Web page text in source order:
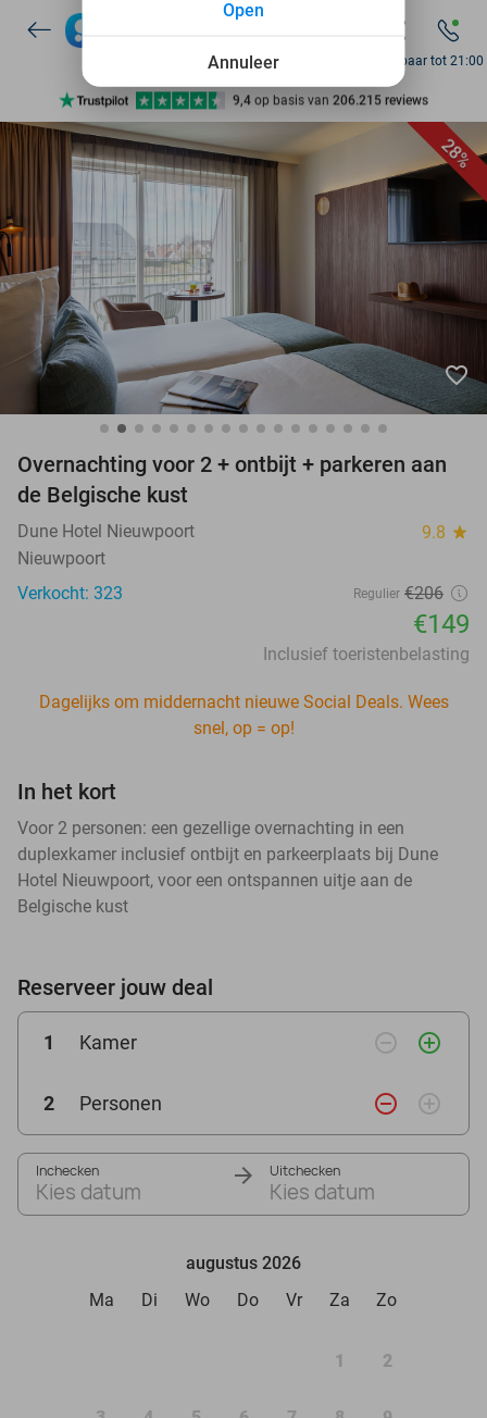
7 dagen per week beschikbaar
10+ miljoen leden
9,4 op basis van 206.215 reviews
7 dagen per week beschikbaar
10+ miljoen leden
Bereikbaar tot 21:00
28%
favorite_border
Overnachting voor 2 + ontbijt + parkeren aan
de Belgische kust
Dune Hotel Nieuwpoort 9.8 star
Nieuwpoort
Verkocht: 323
Regulier €206
€149
Inclusief toeristenbelasting
Dagelijks om middernacht nieuwe Social Deals. Wees
snel, op = op!
In het kort
Voor 2 personen: een gezellige overnachting in een
duplexkamer inclusief ontbijt en parkeerplaats bij Dune
Hotel Nieuwpoort, voor een ontspannen uitje aan de
Belgische kust
Reserveer jouw deal
1 Kamer remove_circle_outline add_circle_outline
2 Personen remove_circle_outline add_circle_outline
Inchecken
Kies datum
Uitchecken
Kies datum
augustus 2026
Ma
Di Wo Do Vr Za Zo
1 2
Annuleer
Open